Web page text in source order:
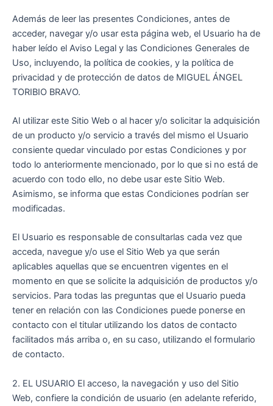
Además de leer las presentes Condiciones, antes de
acceder, navegar y/o usar esta página web, el Usuario ha de
haber leído el Aviso Legal y las Condiciones Generales de
Uso, incluyendo, la política de cookies, y la política de
privacidad y de protección de datos de MIGUEL ÁNGEL
TORIBIO BRAVO.
Al utilizar este Sitio Web o al hacer y/o solicitar la adquisición
de un producto y/o servicio a través del mismo el Usuario
consiente quedar vinculado por estas Condiciones y por
todo lo anteriormente mencionado, por lo que si no está de
acuerdo con todo ello, no debe usar este Sitio Web.
Asimismo, se informa que estas Condiciones podrían ser
modificadas.
El Usuario es responsable de consultarlas cada vez que
acceda, navegue y/o use el Sitio Web ya que serán
aplicables aquellas que se encuentren vigentes en el
momento en que se solicite la adquisición de productos y/o
servicios. Para todas las preguntas que el Usuario pueda
tener en relación con las Condiciones puede ponerse en
contacto con el titular utilizando los datos de contacto
facilitados más arriba o, en su caso, utilizando el formulario
de contacto.
2. EL USUARIO El acceso, la navegación y uso del Sitio
Web, confiere la condición de usuario (en adelante referido,